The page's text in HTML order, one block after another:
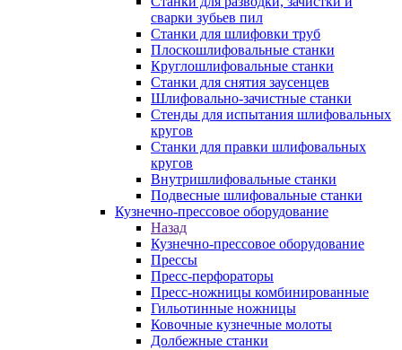
сварки зубьев пил
Станки для шлифовки труб
Плоскошлифовальные станки
Круглошлифовальные станки
Станки для снятия заусенцев
Шлифовально-зачистные станки
Стенды для испытания шлифовальных
кругов
Станки для правки шлифовальных
кругов
Внутришлифовальные станки
Подвесные шлифовальные станки
Кузнечно-прессовое оборудование
Назад
Кузнечно-прессовое оборудование
Прессы
Пресс-перфораторы
Пресс-ножницы комбинированные
Гильотинные ножницы
Ковочные кузнечные молоты
Долбежные станки